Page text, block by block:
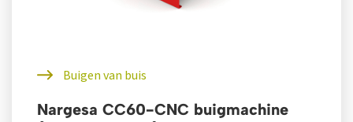
Buigen van buis
Nargesa CC60-CNC buigmachine